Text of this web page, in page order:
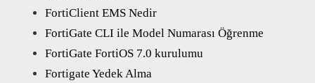
FortiClient EMS Nedir
FortiGate CLI ile Model Numarası Öğrenme
FortiGate FortiOS 7.0 kurulumu
Fortigate Yedek Alma